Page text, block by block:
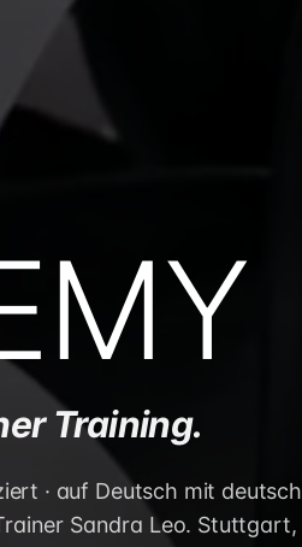
Training.
· auf Deutsch mit deutsch
Sandra Leo. Stuttgart,